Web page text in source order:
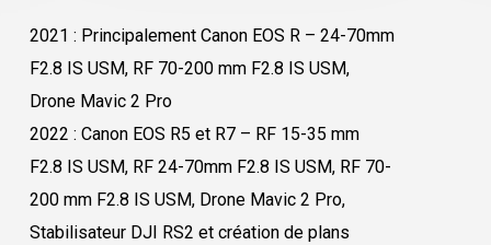
2021 : Principalement Canon EOS R – 24-70mm
F2.8 IS USM, RF 70-200 mm F2.8 IS USM,
Drone Mavic 2 Pro
2022 : Canon EOS R5 et R7 – RF 15-35 mm
F2.8 IS USM, RF 24-70mm F2.8 IS USM, RF 70-
200 mm F2.8 IS USM, Drone Mavic 2 Pro,
Stabilisateur DJI RS2 et création de plans